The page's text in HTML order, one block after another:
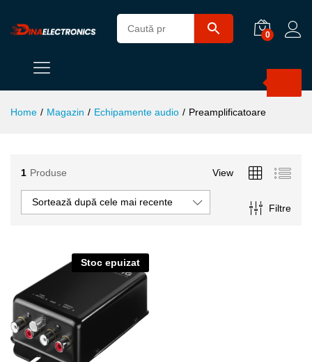
0
Home / Magazin / Echipamente audio / Preamplificatoare
1 Produse View
Filtre
Sortează după cele mai recente
Stoc epuizat